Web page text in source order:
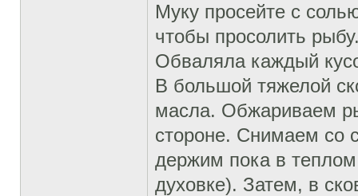
Муку просейте с
чтобы просолить
Обваляла каждый
В большой тяжелой
масла. Обжариваем
стороне. Снимаем со
держим пока в теплом
духовке). Затем, в